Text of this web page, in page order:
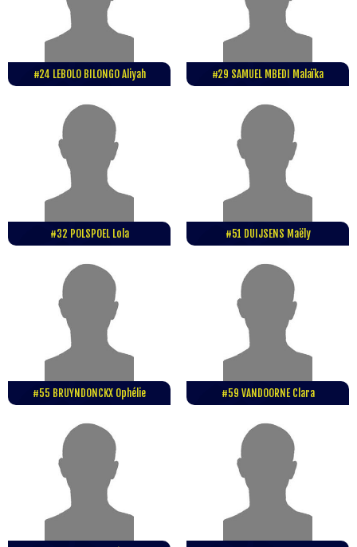
#24 LEBOLO BILONGO Aliyah #29 SAMUEL MBEDI Malaïka
#32 POLSPOEL Lola #51 DUIJSENS Maëly
#55 BRUYNDONCKX Ophélie #59 VANDOORNE Clara